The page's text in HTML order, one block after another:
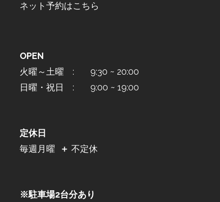
ネット予約はこちら
OPEN
火曜～土曜 : 9:30 ~ 20:00
日曜・祝日 : 9:00 ~ 19:00
定休日
毎週月曜
＋ 不定休
※駐車場2台分あり